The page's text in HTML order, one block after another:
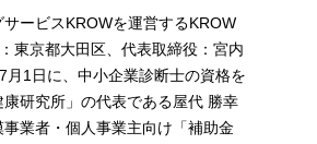
ービスKROWを運営するKROW
東京都大田区、代表取締役：宮内
月1日に、中小企業診断士の資格を
研究所」の代表である屋代 勝幸
業者・個人事業主向け「補助金